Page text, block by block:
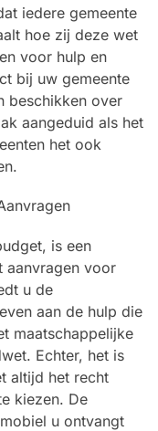
iedere gemeente
hoe zij deze wet
voor hulp en
bij uw gemeente
beschikken over
aangeduid als het
het ook
is een
aanvragen voor
u de
aan de hulp die
maatschappelijke
Echter, het is
altijd het recht
kiezen. De
u ontvangt